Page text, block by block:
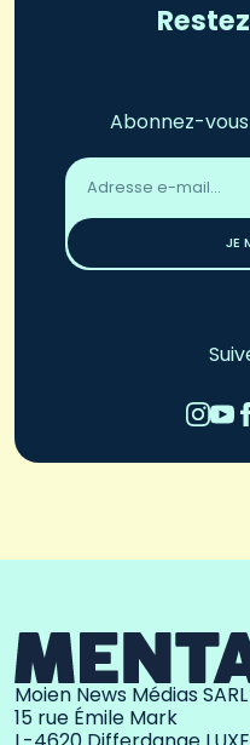
Abonnez-
Adresse
email
JE
Moien News Médias SARL
15 rue Émile Mark